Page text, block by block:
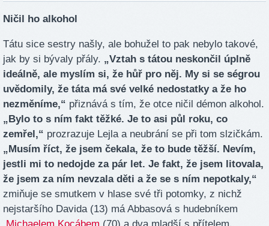
Ničil ho alkohol
Tátu sice sestry našly, ale bohužel to pak nebylo takové,
jak by si bývaly přály. „Vztah s tátou neskončil úplně
ideálně, ale myslím si, že hůř pro něj. My si se ségrou
uvědomily, že táta má své velké nedostatky a že ho
nezměníme,“ přiznává s tím, že otce ničil démon alkohol.
„Bylo to s ním fakt těžké. Je to asi půl roku, co
zemřel,“ prozrazuje Lejla a neubrání se při tom slzičkám.
„Musím říct, že jsem čekala, že to bude těžší. Nevím,
jestli mi to nedojde za pár let. Je fakt, že jsem litovala,
že jsem za ním nevzala děti a že se s ním nepotkaly,“
zmiňuje se smutkem v hlase své tři potomky, z nichž
nejstaršího Davida (13) má Abbasová s hudebníkem